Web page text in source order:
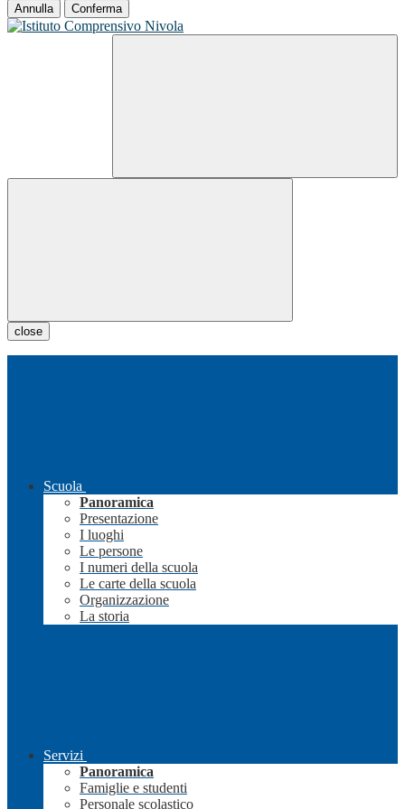
Annulla Conferma
close
Scuola
Panoramica
Presentazione
I luoghi
Le persone
I numeri della scuola
Le carte della scuola
Organizzazione
La storia
Servizi
Panoramica
Famiglie e studenti
Personale scolastico